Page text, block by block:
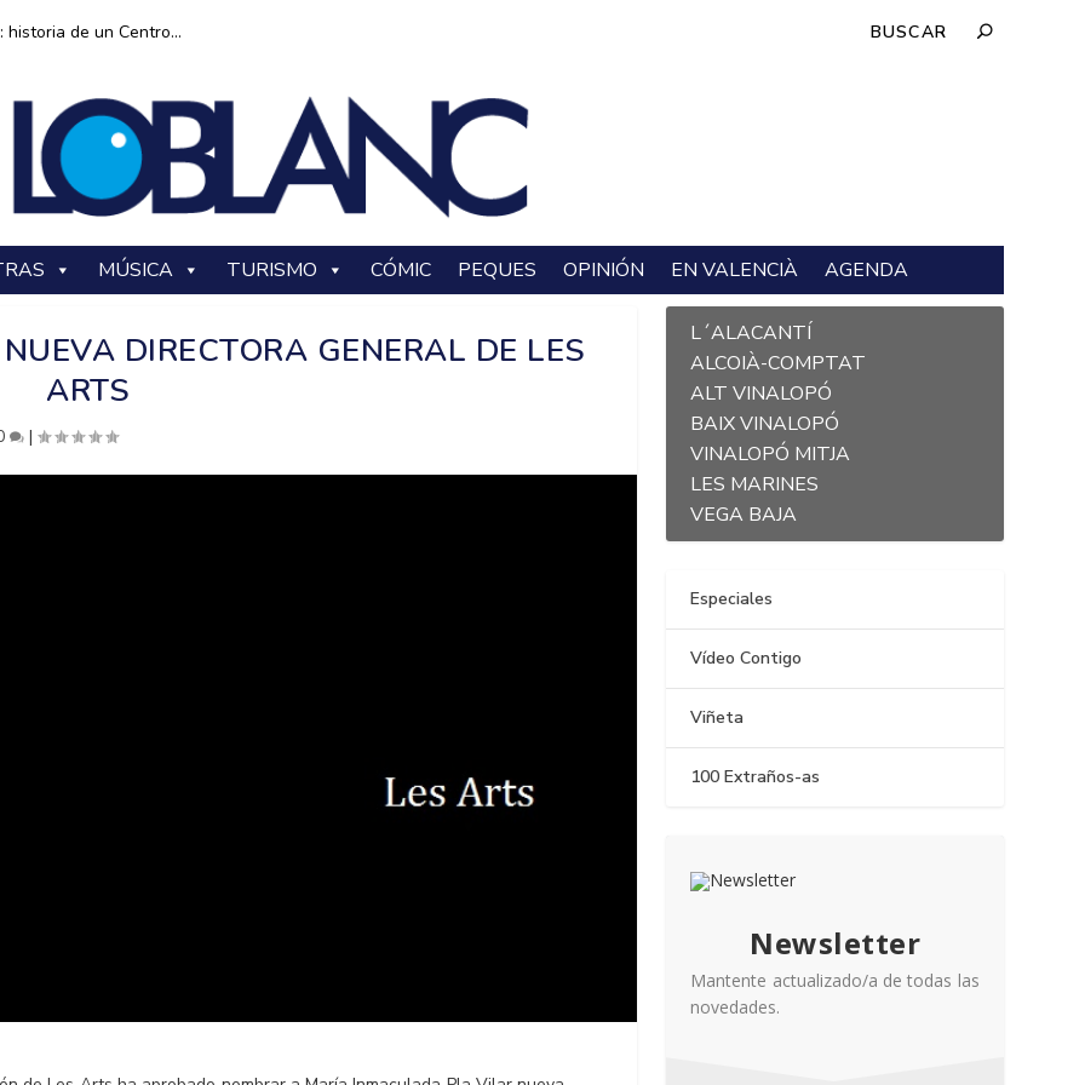
de un Centro...
MÚSICA TURISMO CÓMIC PEQUES OPINIÓN EN VALENCIÀ AGENDA
DIRECTORA GENERAL DE LES
ARTS
|
L´ALACANTÍ
ALCOIÀ-COMPTAT
ALT VINALOPÓ
BAIX VINALOPÓ
VINALOPÓ MITJA
LES MARINES
VEGA BAJA
Especiales
Vídeo Contigo
Viñeta
100 Extraños-as
Newsletter
Mantente actualizado/a de todas las
novedades.